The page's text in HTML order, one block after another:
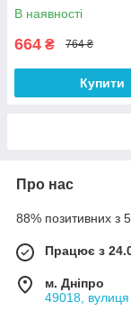
В наявності
664 ₴ 764 ₴
Купити
Про нас
88% позитивних з
Працює з
м. Дніпро
49018, вулиця